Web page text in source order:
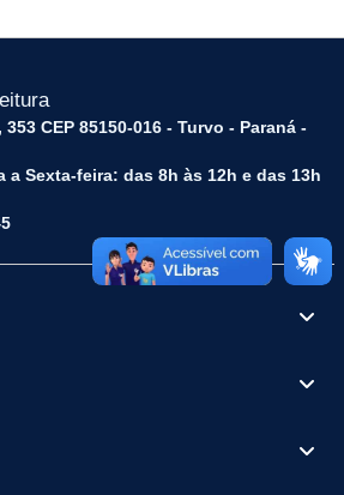
CEP 85150-016 - Turvo - Paraná -
Sexta-feira: das 8h às 12h e das 13h